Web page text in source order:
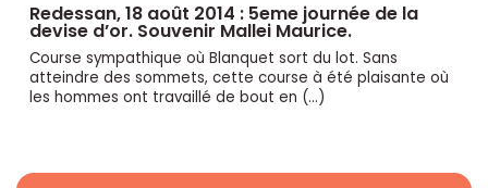
Redessan, 18 août 2014 : 5eme journée de la
devise d’or. Souvenir Mallei Maurice.
Course sympathique où Blanquet sort du lot. Sans
atteindre des sommets, cette course à été plaisante où
les hommes ont travaillé de bout en (…)